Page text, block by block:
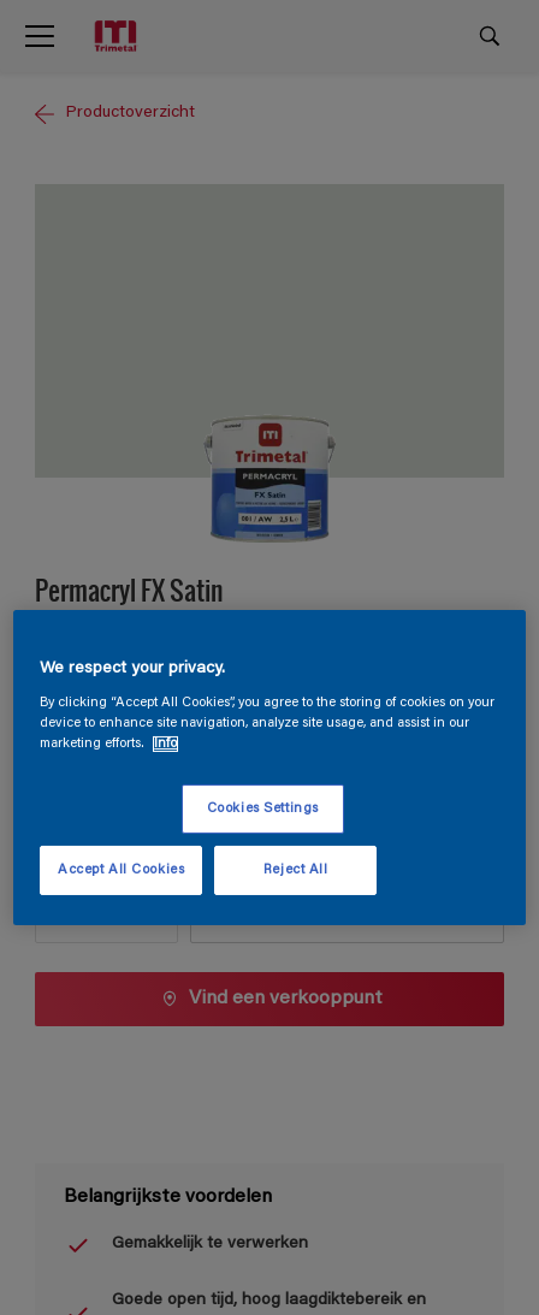
Productoverzicht
Permacryl FX Satin
KN.02.80
Kleur wijzigen
Aantal Verfcalculator
Vind een verkooppunt
Belangrijkste voordelen
Gemakkelijk te verwerken
Goede open tijd, hoog laagdiktebereik en
We respect your privacy.
By clicking “Accept All Cookies”, you agree to the storing of cookies on your
device to enhance site navigation, analyze site usage, and assist in our
marketing efforts.
Info
Cookies Settings
Reject All
Accept All Cookies